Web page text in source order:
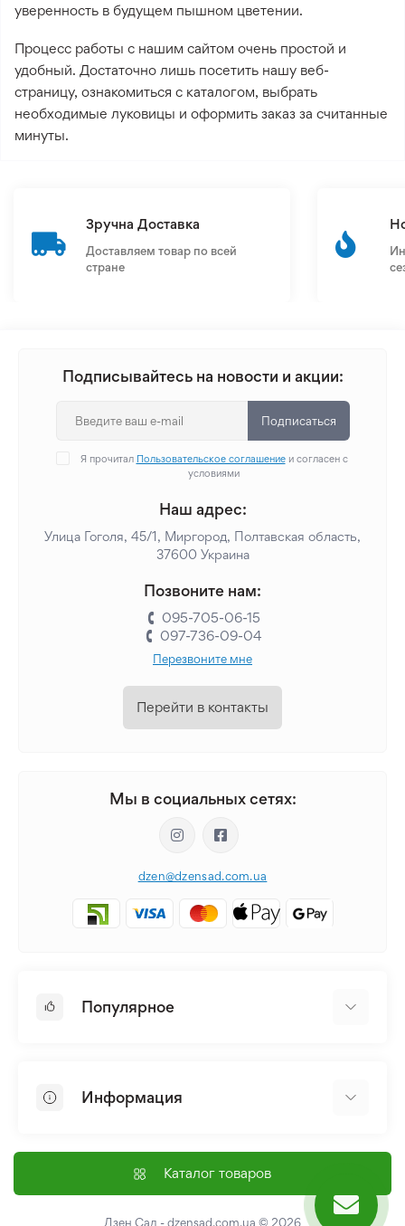
уверенность в будущем пышном цветении.
Процесс работы с нашим сайтом очень простой и
удобный. Достаточно лишь посетить нашу веб-
страницу, ознакомиться с каталогом, выбрать
необходимые луковицы и оформить заказ за считанные
минуты.
Зручна Доставка
Доставляем товар по всей
стране
Подписывайтесь на новости и акции:
Подписаться
Я прочитал Пользовательское соглашениеи согласен с
условиями
Наш адрес:
Улица Гоголя, 45/1, Миргород, Полтавская область,
37600 Украина
Позвоните нам:
095-705-06-15
097-736-09-04
Перезвоните мне
Перейти в контакты
Мы в социальных сетях:
dzen@dzensad.com.ua
Популярное
Лилия
Семена
Информация
Доставка и оплата
Контакты
Каталог товаров
Дзен Сад - dzensad.com.ua © 2026